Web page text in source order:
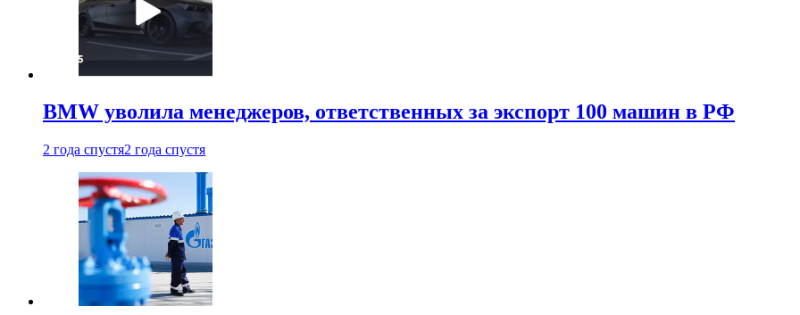
BMW уволила менеджеров, ответственных за экспорт 100 машин в РФ
2 года спустя2 года спустя